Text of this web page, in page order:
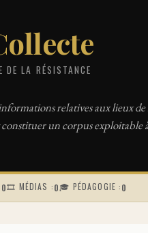
DE LA RÉSISTANCE
relatives aux lieux
un corpus exploitable
0🎞 MÉDIAS :0🎓 PÉDAGOGIE :0